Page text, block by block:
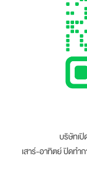
บริษัทเ
เสาร์-อาทิตย์ ปิดทำ